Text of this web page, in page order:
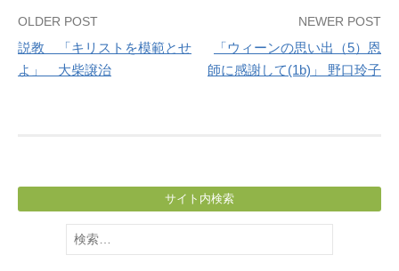
Post
navigation
OLDER POST
説教 「キリストを模範とせ
よ」 大柴譲治
NEWER POST
「ウィーンの思い出（5）恩
師に感謝して(1b)」 野口玲子
サイト内検索
検
索: